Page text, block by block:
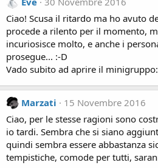
Ciao! Scusa il ritardo ma ho avuto
procede a rilento per il momento,
incuriosisce molto, e anche i
prosegue... :-D
Vado subito ad aprire il
Marzati
15 Novembre 2016
Ciao, per le stesse ragioni sono
io tardi. Sembra che si siano
quindi sembra essere abbastanza
tempistiche, comode per tutti,